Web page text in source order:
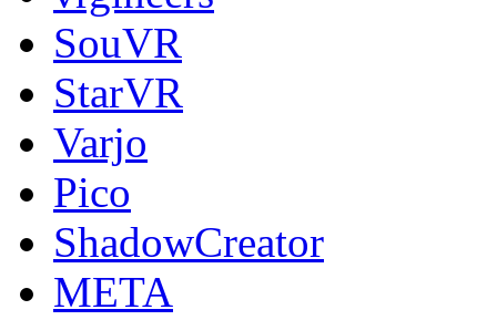
SouVR
StarVR
Varjo
Pico
ShadowCreator
META